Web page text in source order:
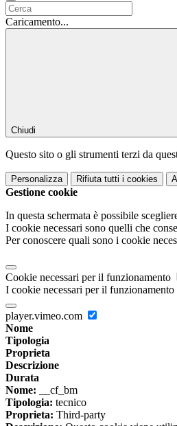
Caricamento...
Chiudi
Questo sito o gli strumenti terzi da
Personalizza Rifiuta tutti i cookies
Gestione cookie
In questa schermata è possibile
I cookie necessari sono quelli che
Per conoscere quali sono i cookie
Cookie necessari per il funzionamento
I cookie necessari per il
player.vimeo.com
Nome
Tipologia
Proprieta
Descrizione
Durata
Nome: __cf_bm
Tipologia: tecnico
Proprieta: Third-party